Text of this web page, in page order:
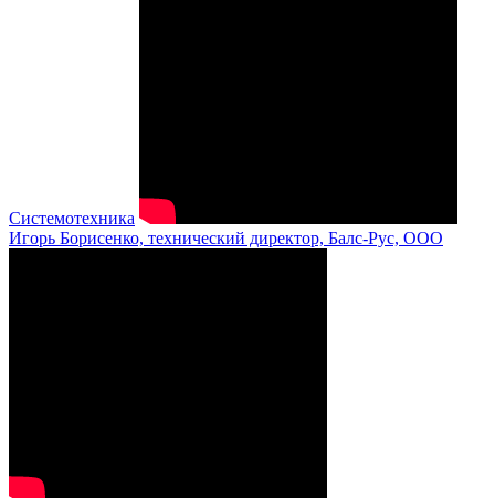
Системотехника
Игорь Борисенко, технический директор, Балс-Рус, ООО